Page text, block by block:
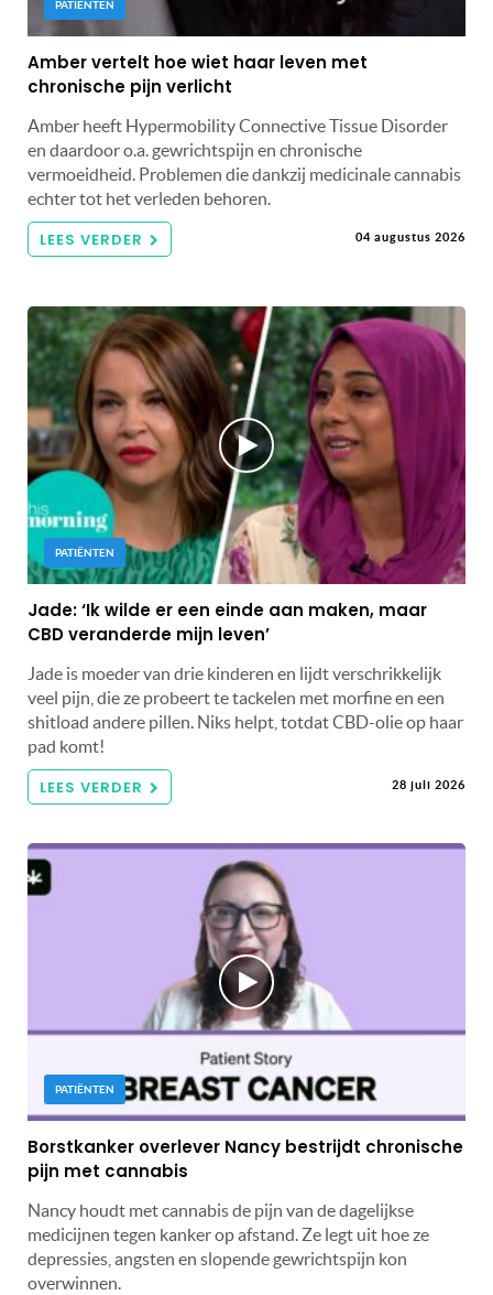
PATIËNTEN
Amber vertelt hoe wiet haar leven met
chronische pijn verlicht
Amber heeft Hypermobility Connective Tissue Disorder
en daardoor o.a. gewrichtspijn en chronische
vermoeidheid. Problemen die dankzij medicinale cannabis
echter tot het verleden behoren.
LEES VERDER 04 augustus 2026
PATIËNTEN
Jade: ‘Ik wilde er een einde aan maken, maar
CBD veranderde mijn leven’
Jade is moeder van drie kinderen en lijdt verschrikkelijk
veel pijn, die ze probeert te tackelen met morfine en een
shitload andere pillen. Niks helpt, totdat CBD-olie op haar
pad komt!
LEES VERDER 28 juli 2026
PATIËNTEN
Borstkanker overlever Nancy bestrijdt chronische
pijn met cannabis
Nancy houdt met cannabis de pijn van de dagelijkse
medicijnen tegen kanker op afstand. Ze legt uit hoe ze
depressies, angsten en slopende gewrichtspijn kon
overwinnen.